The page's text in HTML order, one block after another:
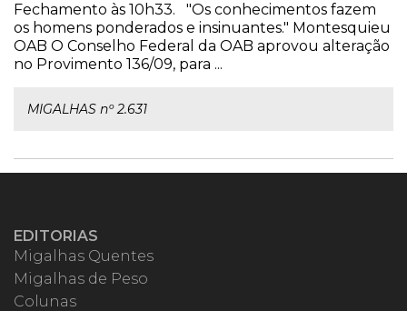
Fechamento às 10h33. "Os conhecimentos fazem
os homens ponderados e insinuantes." Montesquieu
OAB O Conselho Federal da OAB aprovou alteração
no Provimento 136/09, para ...
MIGALHAS nº 2.631
EDITORIAS
Migalhas Quentes
Migalhas de Peso
Colunas